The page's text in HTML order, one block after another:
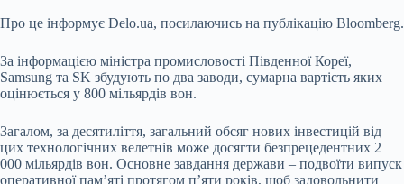
Про це інформує Delo.ua, посилаючись на публікацію Bloomberg.
За інформацією міністра промисловості Південної Кореї,
Samsung та SK збудують по два заводи, сумарна вартість яких
оцінюється у 800 мільярдів вон.
Загалом, за десятиліття, загальний обсяг нових інвестицій від
цих технологічних велетнів може досягти безпрецедентних 2
000 мільярдів вон. Основне завдання держави – подвоїти випуск
оперативної пам’яті протягом п’яти років, щоб задовольнити